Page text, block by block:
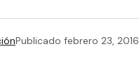
Publicado febrero 23, 2016